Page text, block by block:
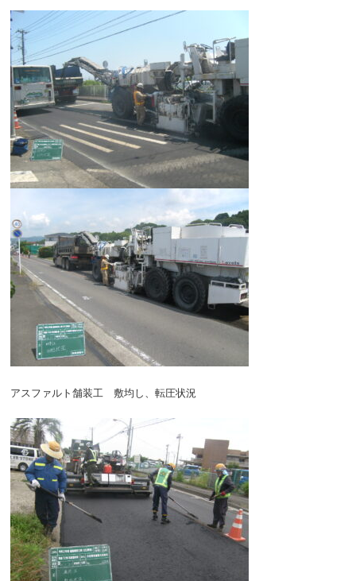
アスファルト舗装工 敷均し、転圧状況